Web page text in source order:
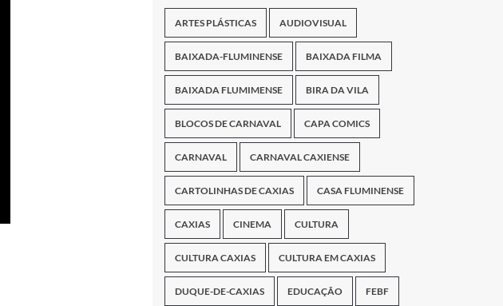
ARTES PLÁSTICAS AUDIOVISUAL
BAIXADA-FLUMINENSE BAIXADA FILMA
BAIXADA FLUMIMENSE BIRA DA VILA
BLOCOS DE CARNAVAL CAPA COMICS
CARNAVAL CARNAVAL CAXIENSE
CARTOLINHAS DE CAXIAS CASA FLUMINENSE
CAXIAS CINEMA CULTURA
CULTURA CAXIAS CULTURA EM CAXIAS
DUQUE-DE-CAXIAS EDUCAÇÃO FEBF